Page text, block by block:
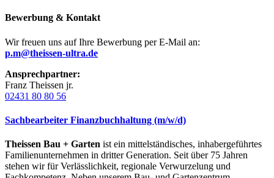
Bewerbung & Kontakt
Wir freuen uns auf Ihre Bewerbung per E-Mail an:
p.m@theissen-ultra.de
Ansprechpartner:
Franz Theissen jr.
02431 80 80 56
Sachbearbeiter Finanzbuchhaltung (m/w/d)
Theissen Bau + Garten ist ein mittelständisches, inhabergeführtes
Familienunternehmen in dritter Generation. Seit über 75 Jahren
stehen wir für Verlässlichkeit, regionale Verwurzelung und